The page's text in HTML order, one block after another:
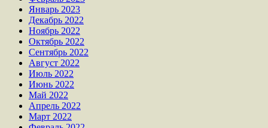
Январь 2023
Декабрь 2022
Ноябрь 2022
Октябрь 2022
Сентябрь 2022
Август 2022
Июль 2022
Июнь 2022
Май 2022
Апрель 2022
Март 2022